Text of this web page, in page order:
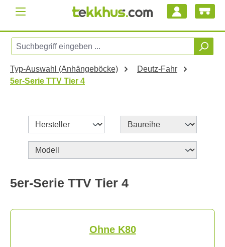
Zum Hauptinhalt springen
Typ-Auswahl (Anhängeböcke)
Deutz-Fahr
5er-Serie TTV Tier 4
5er-Serie TTV Tier 4
Ohne K80